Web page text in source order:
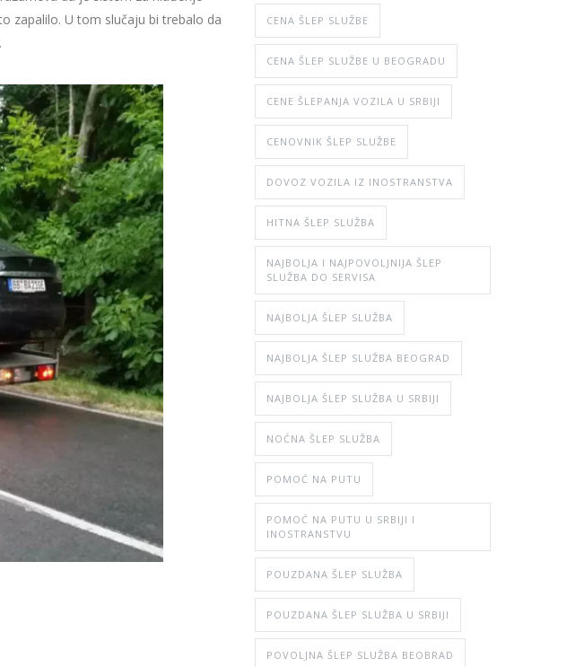
zapalilo. U tom slučaju bi trebalo da
CENA ŠLEP SLUŽBE
CENA ŠLEP SLUŽBE U BEOGRADU
CENE ŠLEPANJA VOZILA U SRBIJI
CENOVNIK ŠLEP SLUŽBE
DOVOZ VOZILA IZ INOSTRANSTVA
HITNA ŠLEP SLUŽBA
NAJBOLJA I NAJPOVOLJNIJA ŠLEP
SLUŽBA DO SERVISA
NAJBOLJA ŠLEP SLUŽBA
NAJBOLJA ŠLEP SLUŽBA BEOGRAD
NAJBOLJA ŠLEP SLUŽBA U SRBIJI
NOĆNA ŠLEP SLUŽBA
POMOĆ NA PUTU
POMOĆ NA PUTU U SRBIJI I
INOSTRANSTVU
POUZDANA ŠLEP SLUŽBA
POUZDANA ŠLEP SLUŽBA U SRBIJI
POVOLJNA ŠLEP SLUŽBA BEOBRAD